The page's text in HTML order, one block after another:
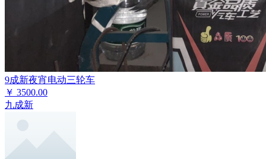
9成新夜宵电动三轮车
￥ 3500.00
九成新